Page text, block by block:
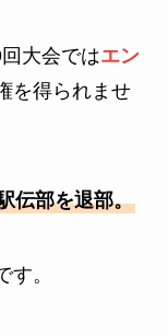
大会ではエン
を得られませ
伝部を退部。
す。